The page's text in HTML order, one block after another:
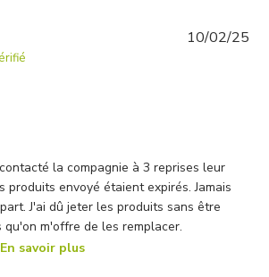
la compagnie à 3 reprises leur
produits envoyé étaient expirés. Jamais
J'ai dû jeter les produits sans être
qu'on m'offre de les remplacer.
En savoir plus
10/02/25